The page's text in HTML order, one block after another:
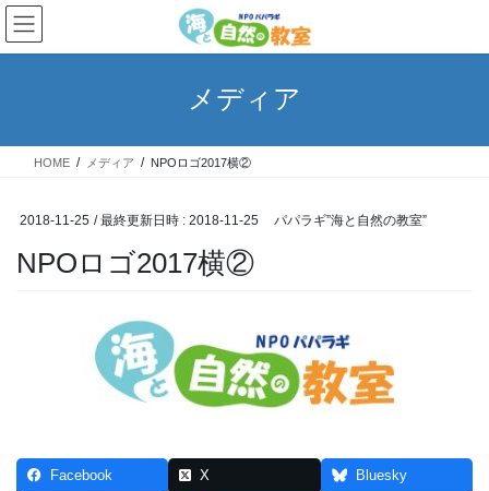
コ
ン
テ
ス
ナ
ビ
ゲ
ン
メディア
HOME メディア NPOロゴ2017横②
2018-11-25 / 最終更新日時 : 2018-11-25 パパラギ”海と自然の教室”
NPOロゴ2017横②
Facebook X Bluesky